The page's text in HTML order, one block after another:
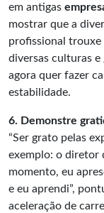
em antigas
mostrar que a
profissional trouxe
diversas culturas
agora quer fazer
estabilidade.
6. Demonstre
“Ser grato pelas
exemplo: o diretor
momento, eu
e eu aprendi”,
aceleração de